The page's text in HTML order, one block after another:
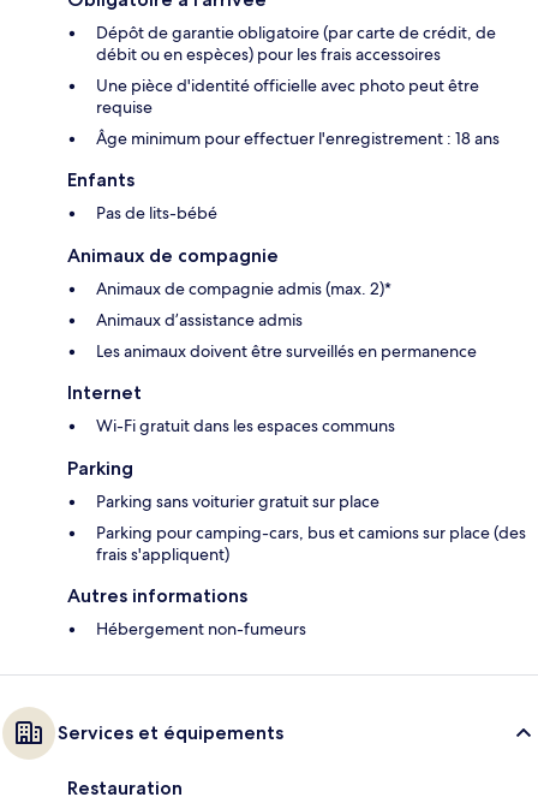
Dépôt de garantie obligatoire (par carte de crédit, de
débit ou en espèces) pour les frais accessoires
Une pièce d'identité officielle avec photo peut être
requise
Âge minimum pour effectuer l'enregistrement : 18 ans
Enfants
Pas de lits-bébé
Animaux de compagnie
Animaux de compagnie admis (max. 2)*
Animaux d’assistance admis
Les animaux doivent être surveillés en permanence
Internet
Wi-Fi gratuit dans les espaces communs
Parking
Parking sans voiturier gratuit sur place
Parking pour camping-cars, bus et camions sur place (des
frais s'appliquent)
Autres informations
Hébergement non-fumeurs
Services et équipements
Restauration